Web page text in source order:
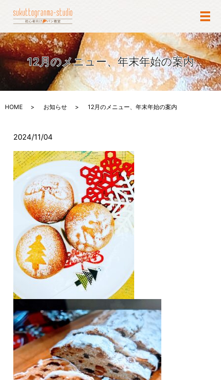
メ
12月のメニュー、年末年始の案内
HOME お知らせ 12月のメニュー、年末年始の案内
2024/11/04